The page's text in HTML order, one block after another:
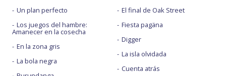
Un plan perfecto
Los juegos del hambre:
Amanecer en la cosecha
En la zona gris
La bola negra
El final de Oak Street
Fiesta pagäna
Digger
La isla olvidada
Cuenta atrás